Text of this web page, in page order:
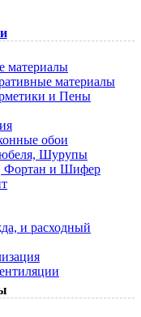
материалы
материалы
и Пены
обои
Шурупы
Фортан и Шифер
и расходный